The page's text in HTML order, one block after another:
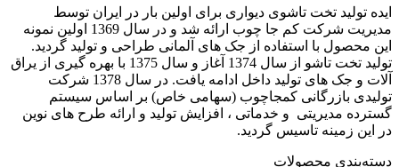
ایده تولید تخت تاشوی دیواری برای اولین بار در ایران توسط
مدیریت شرکت کم جا چوب ارائه شد و در سال 1369 اولین نمونه
این محصول با استفاده از جک های آلمانی طراحی و تولید گردید.
تولید تخت تاشو از سال 1374 آغاز و سال 1375 با بهره گیری از یراق
آلات و جک های تولید داخل ادامه یافت. در سال 1378 شرکت
تولیدی بازرگانی کمجاچوب (سهامی خاص) بر اساس سیستم
گسترده مدیریتی و خدماتی ، افزایش تولید و ارائه طرح های نوین
در این زمینه تاسیس گردید.
دسته‌بندی محصولات